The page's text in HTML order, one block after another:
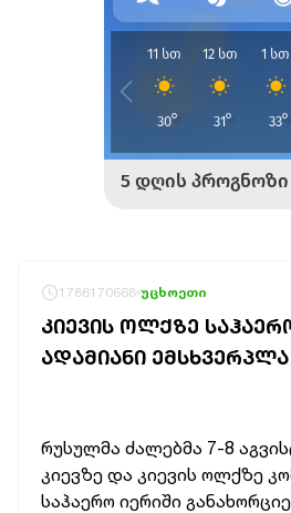
1786170668 უცხოეთი
ᲙᲘᲔᲕᲘᲡ ᲝᲚᲥᲖᲔ
ᲐᲓᲐᲛᲘᲐᲜᲘ ᲔᲛᲡᲮᲕᲔᲠᲞᲚᲐ
რუსულმა ძალებმა 7-8
კიევზე და კიევის ოლქზე
საჰაერო იერიში